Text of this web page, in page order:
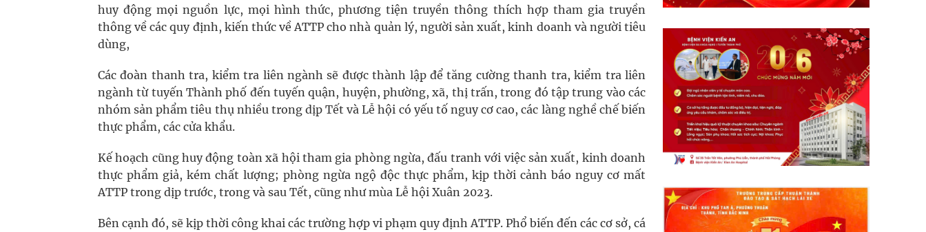
huy động mọi nguồn lực, mọi hình thức, phương tiện truyền thông thích hợp tham gia truyền
thông về các quy định, kiến thức về ATTP cho nhà quản lý, người sản xuất, kinh doanh và người tiêu
dùng,
Các đoàn thanh tra, kiểm tra liên ngành sẽ được thành lập để tăng cường thanh tra, kiểm tra liên
ngành từ tuyến Thành phố đến tuyến quận, huyện, phường, xã, thị trấn, trong đó tập trung vào các
nhóm sản phẩm tiêu thụ nhiều trong dịp Tết và Lễ hội có yếu tố nguy cơ cao, các làng nghề chế biến
thực phẩm, các cửa khẩu.
Kế hoạch cũng huy động toàn xã hội tham gia phòng ngừa, đấu tranh với việc sản xuất, kinh doanh
thực phẩm giả, kém chất lượng; phòng ngừa ngộ độc thực phẩm, kịp thời cảnh báo nguy cơ mất
ATTP trong dịp trước, trong và sau Tết, cũng như mùa Lễ hội Xuân 2023.
Bên cạnh đó, sẽ kịp thời công khai các trường hợp vi phạm quy định ATTP. Phổ biến đến các cơ sở, cá